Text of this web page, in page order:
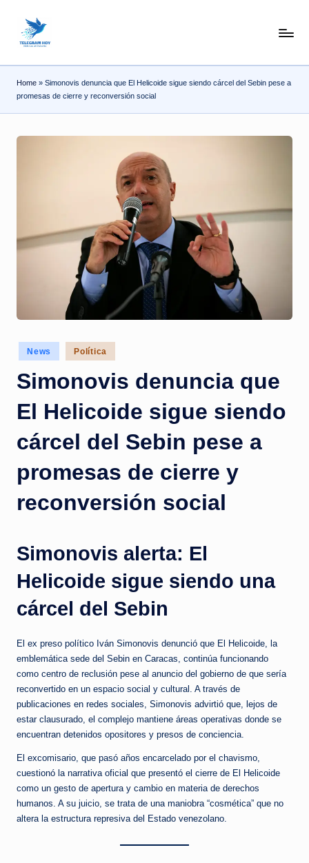
N
o
T
i
T
N
c
i
a
s
a
i
n
s
a
t
e
Home » Simonovis denuncia que El Helicoide sigue siendo cárcel del Sebin pese a
promesas de cierre y reconversión social
Posted
in
News Política
Simonovis denuncia que
El Helicoide sigue siendo
cárcel del Sebin pese a
promesas de cierre y
reconversión social
Simonovis alerta: El
Helicoide sigue siendo una
cárcel del Sebin
El ex preso político Iván Simonovis denunció que El Helicoide, la
emblemática sede del Sebin en Caracas, continúa funcionando
como centro de reclusión pese al anuncio del gobierno de que sería
reconvertido en un espacio social y cultural. A través de
publicaciones en redes sociales, Simonovis advirtió que, lejos de
estar clausurado, el complejo mantiene áreas operativas donde se
encuentran detenidos opositores y presos de conciencia.
El excomisario, que pasó años encarcelado por el chavismo,
cuestionó la narrativa oficial que presentó el cierre de El Helicoide
como un gesto de apertura y cambio en materia de derechos
humanos. A su juicio, se trata de una maniobra “cosmética” que no
altera la estructura represiva del Estado venezolano.